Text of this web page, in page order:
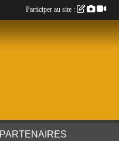
PARTENAIRES
Participer au site :